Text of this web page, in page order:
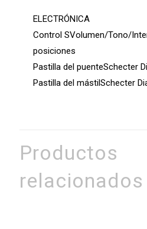
ELECTRÓNICA
Control SVolumen/Tono/
posiciones
Pastilla del puenteSchecter
Pastilla del mástilSchecter
Productos
relacionados